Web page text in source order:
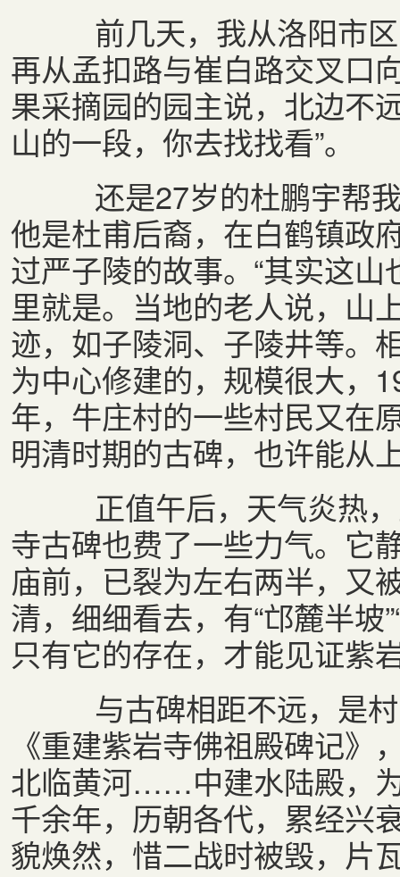
前几天，我从洛阳市区
再从孟扣路与崔白路交叉口
果采摘园的园主说，北边不
山的一段，你去找找看”。
还是27岁的杜鹏宇帮我
他是杜甫后裔，在白鹤镇政
过严子陵的故事。“其实这
里就是。当地的老人说，山
迹，如子陵洞、子陵井等。
为中心修建的，规模很大，
年，牛庄村的一些村民又在
明清时期的古碑，也许能从
正值午后，天气炎热，
寺古碑也费了一些力气。它
庙前，已裂为左右两半，又
清，细细看去，有“邙麓半坡
只有它的存在，才能见证紫
与古碑相距不远，是村
《重建紫岩寺佛祖殿碑记》
北临黄河……中建水陆殿，
千余年，历朝各代，累经兴
貌焕然，惜二战时被毁，片